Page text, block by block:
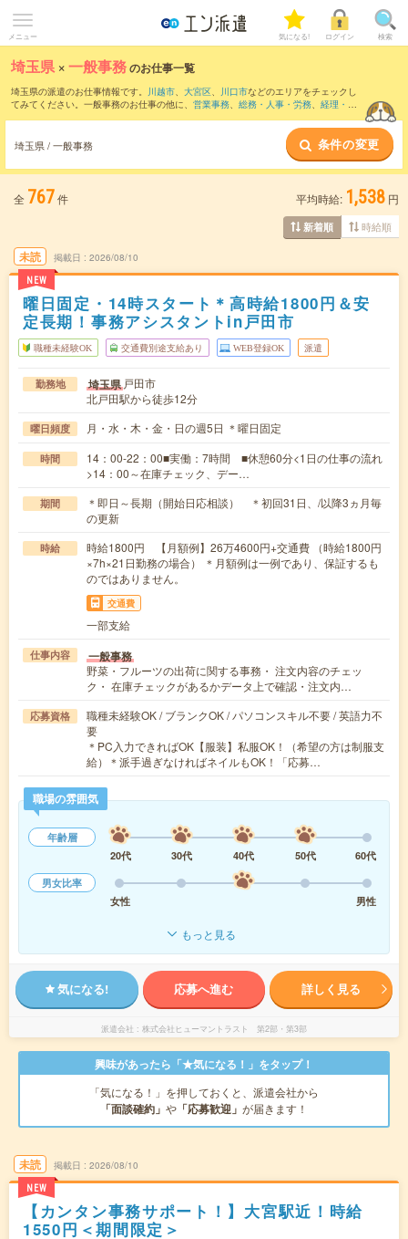
メニュー 気になる! ログイン 検索
埼玉県 ×一般事務のお仕事一覧
埼玉県の派遣のお仕事情報です。 川越市、 大宮区、 川口市などのエリアをチェックし
てみてください。一般事務のお仕事の他に、 営業事務、 総務・人事・労務、 経理・財
などのこだわり条件で絞り込んでいただけます。職種辞典：一般事務のお
仕事とは？とは？
埼玉県 / 一般事務 条件の変更
全 767件 平均時給: 1,538 円
新着順 時給順
未読
NEW
掲載日 2026/08/10
曜日固定・14時スタート＊高時給1800円＆安
定長期！事務アシスタントin戸田市
職種未経験OK 交通費別途支給あり WEB登録OK 派遣
勤務地 埼玉県 戸田市
北戸田駅から徒歩12分
曜日頻度 月・水・木・金・日の週5日 ＊曜日固定
時間
14：00-22：00■実働：7時間 ■休憩60分<1日の仕事の流れ
>14：00～在庫チェック、デー…
期間
＊即日～長期（開始日応相談） ＊初回31日、/以降3ヵ月毎
の更新
時給
時給1800円 【月額例】26万4600円+交通費 （時給1800円
×7h×21日勤務の場合） ＊月額例は一例であり、保証するも
のではありません。
交通費
一部支給
仕事内容 一般事務
野菜・フルーツの出荷に関する事務・ 注文内容のチェッ
ク・ 在庫チェックがあるかデータ上で確認・注文内…
応募資格
職種未経験OK / ブランクOK / パソコンスキル不要 / 英語力不
要
＊PC入力できればOK【服装】私服OK！（希望の方は制服支
給）＊派手過ぎなければネイルもOK！「応募…
職場の雰囲気
年齢層
20代
30代 40代 50代
60代
男女比率
女性
男性
もっと見る
気になる! 応募へ進む 詳しく見る
派遣会社 株式会社ヒューマントラスト 第2部・第3部
興味があったら「★気になる！」をタップ！
「気になる！」を押しておくと、派遣会社から
「面談確約」 や 「応募歓迎」 が届きます！
未読
NEW
掲載日 2026/08/10
【カンタン事務サポート！】大宮駅近！時給
1550円＜期間限定＞